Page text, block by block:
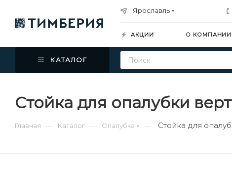
Ярославль
АКЦИИ О КОМПАНИИ
КАТАЛОГ
Стойка для опалубки
Главная — Каталог — Опалубка — Стойка для